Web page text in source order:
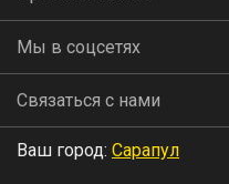
Мы в соцсетях
Связаться с нами
Ваш город: Сарапул